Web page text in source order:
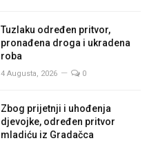
Tuzlaku određen pritvor,
pronađena droga i ukradena
roba
4 Augusta, 2026 0
Zbog prijetnji i uhođenja
djevojke, određen pritvor
mladiću iz Gradačca